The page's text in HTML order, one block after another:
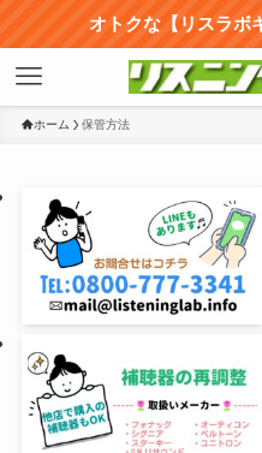
オトクな【リスラボ
ホーム 保管方法